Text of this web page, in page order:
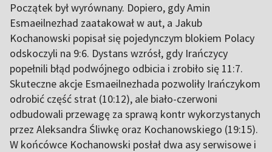
Początek był wyrównany. Dopiero, gdy Amin
Esmaeilnezhad zaatakował w aut, a Jakub
Kochanowski popisał się pojedynczym blokiem Polacy
odskoczyli na 9:6. Dystans wzrósł, gdy Irańczycy
popełnili błąd podwójnego odbicia i zrobiło się 11:7.
Skuteczne akcje Esmaeilnezhada pozwoliły Irańczykom
odrobić część strat (10:12), ale biało-czerwoni
odbudowali przewagę za sprawą kontr wykorzystanych
przez Aleksandra Śliwkę oraz Kochanowskiego (19:15).
W końcówce Kochanowski posłał dwa asy serwisowe i